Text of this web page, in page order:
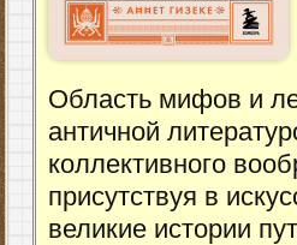
Область мифов и
античной
коллективного
присутствуя в
великие истории